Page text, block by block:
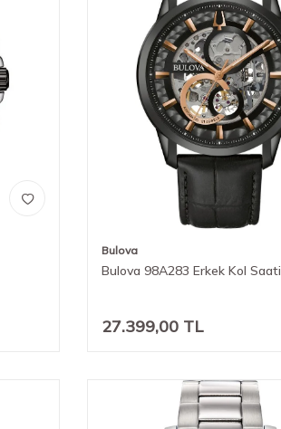
Bulova
Bulova 98A283 Erkek Kol Saati
27.399,00 TL